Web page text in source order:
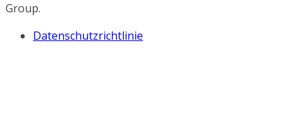
Group.
Datenschutzrichtlinie